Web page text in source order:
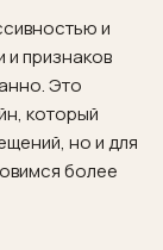
и
признаков
Это
который
но и для
более